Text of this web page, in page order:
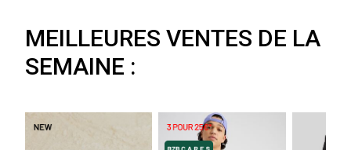
MEILLEURES VENTES DE LA
SEMAINE :